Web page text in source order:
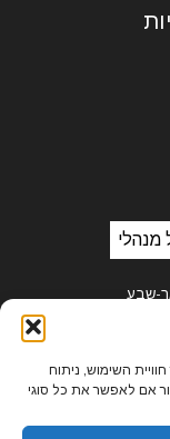
השימוש, ניתוח
אם לאפשר את כל סוגי
מנהלי
שבע